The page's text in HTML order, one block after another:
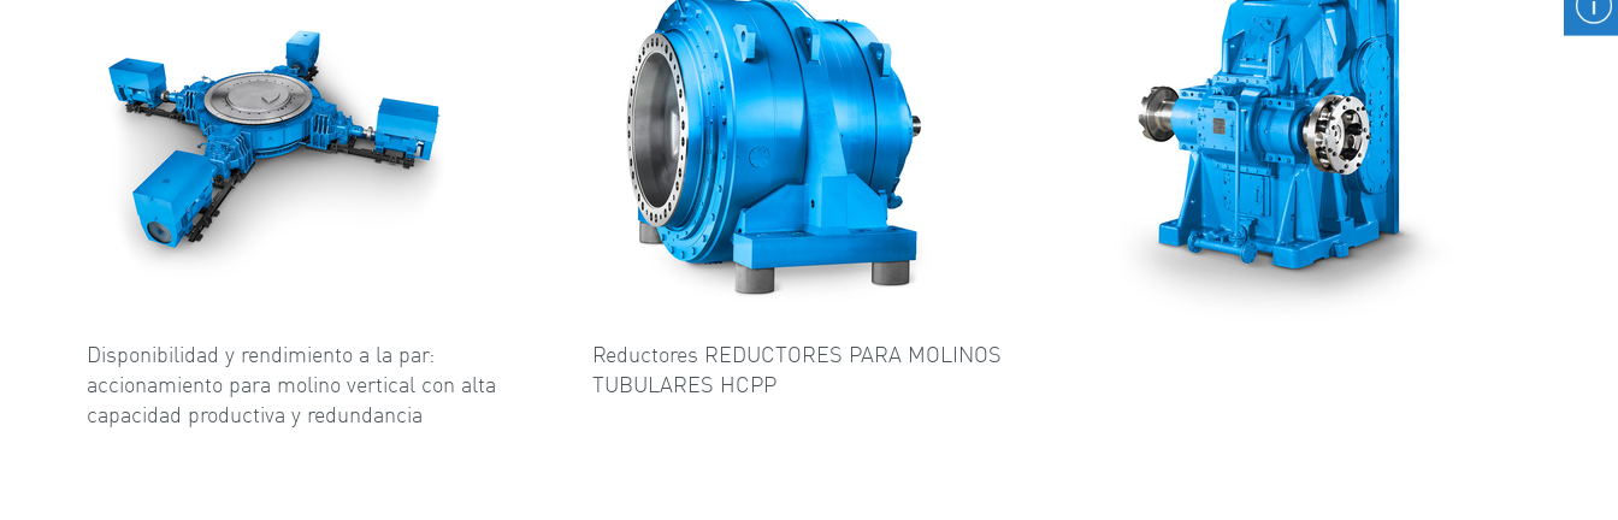
Disponibilidad y rendimiento a la par:
accionamiento para molino vertical con alta
capacidad productiva y redundancia
Reductores REDUCTORES PARA MOLINOS
TUBULARES HCPP